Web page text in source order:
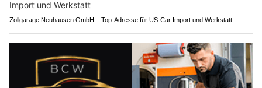
Zollgarage Neuhausen GmbH – Top-Adresse für US-Car Import und Werkstatt